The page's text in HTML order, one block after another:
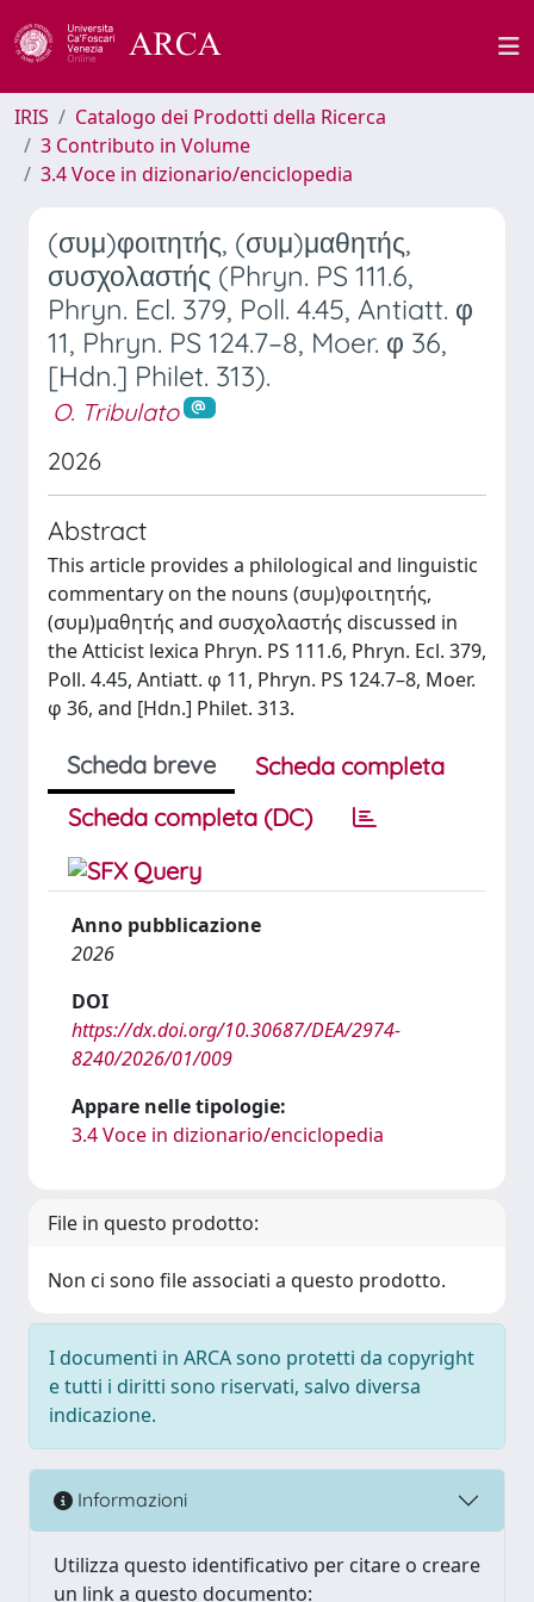
IRIS
Catalogo dei Prodotti della Ricerca
3 Contributo in Volume
3.4 Voce in dizionario/enciclopedia
(συμ)φοιτητής, (συμ)μαθητής,
συσχολαστής (Phryn. PS 111.6,
Phryn. Ecl. 379, Poll. 4.45, Antiatt. φ
11, Phryn. PS 124.7–8, Moer. φ 36,
[Hdn.] Philet. 313).
O. Tribulato
2026
Abstract
This article provides a philological and linguistic
commentary on the nouns (συμ)φοιτητής,
(συμ)μαθητής and συσχολαστής discussed in
the Atticist lexica Phryn. PS 111.6, Phryn. Ecl. 379,
Poll. 4.45, Antiatt. φ 11, Phryn. PS 124.7–8, Moer.
φ 36, and [Hdn.] Philet. 313.
Scheda breve
Scheda completa
Scheda completa (DC)
Anno pubblicazione
2026
DOI
https://dx.doi.org/10.30687/DEA/2974-
8240/2026/01/009
Appare nelle tipologie:
3.4 Voce in dizionario/enciclopedia
File in questo prodotto:
Non ci sono file associati a questo prodotto.
I documenti in ARCA sono protetti da copyright
e tutti i diritti sono riservati, salvo diversa
indicazione.
Informazioni
Utilizza questo identificativo per citare o creare
un link a questo documento: